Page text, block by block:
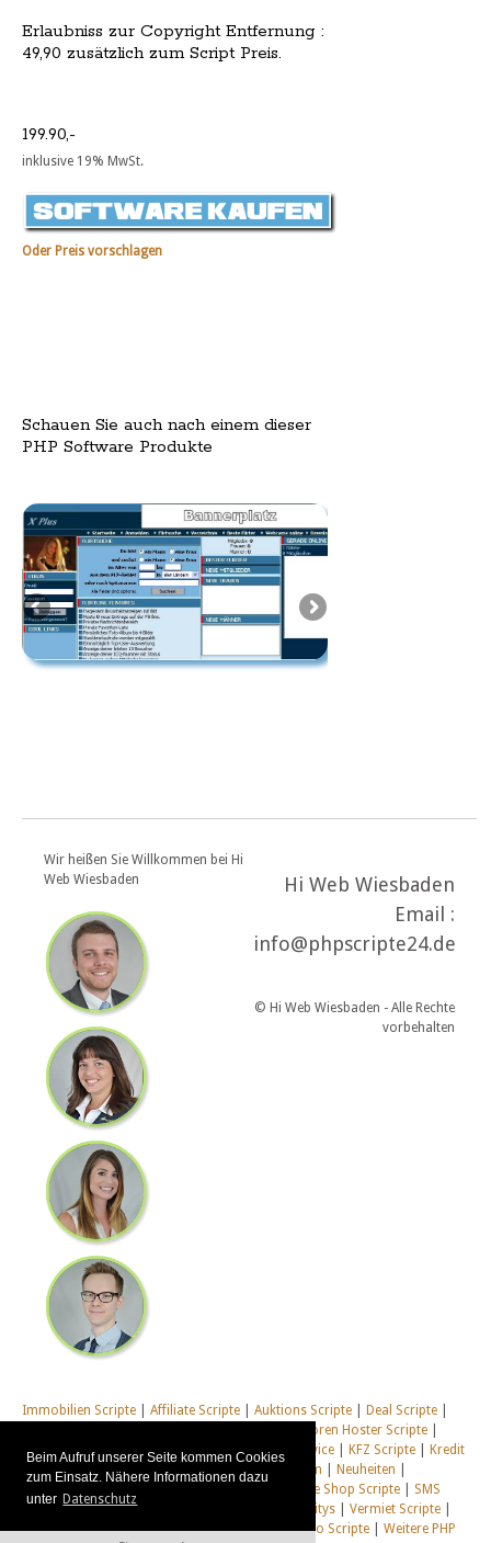
Beim Aufruf unserer Seite kommen Cookies
zum Einsatz. Nähere Informationen dazu
unter Datenschutz
Erlaubniss zur Copyright Entfernung :
49,90 zusätzlich zum Script Preis.
199.90,-
inklusive 19% MwSt.
Oder Preis vorschlagen
Schauen Sie auch nach einem dieser
PHP Software Produkte
Wir heißen Sie Willkommen bei Hi
Web Wiesbaden
Hi Web Wiesbaden
Email :
info@phpscripte24.de
© Hi Web Wiesbaden - Alle Rechte
vorbehalten
Immobilien Scripte Affiliate Scripte Auktions Scripte Deal Scripte
Foren Hoster Scripte
Homepage Generator Scripte
Installations Service KFZ Scripte
Kredit
Scripte| Management Scripte| Multi Web System Neuheiten
Newsletter Scripte
Shop & Live Shop Scripte
SMS
Scripte|Social Communitys Tausch Communitys Vermiet Scripte
Webcam Scripte|Webhosting Scripte|Webradio Scripte
Weitere PHP